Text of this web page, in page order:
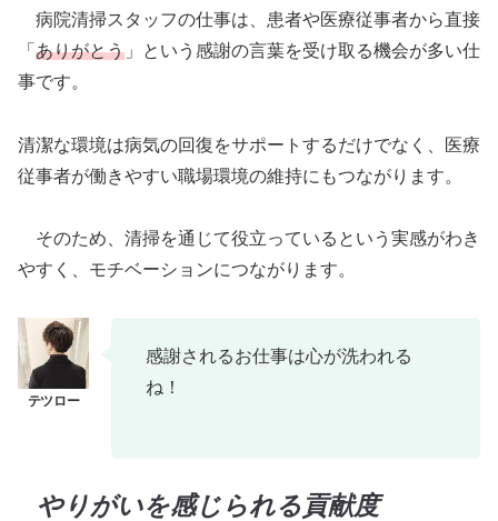
病院清掃スタッフの仕事は、患者や医療従事者から直接
「 ありがとう 」という感謝の言葉を受け取る機会が多い仕
事です。
清潔な環境は病気の回復をサポートするだけでなく、医療
従事者が働きやすい職場環境の維持にもつながります。
そのため、清掃を通じて役立っているという実感がわき
やすく、モチベーションにつながります。
感謝されるお仕事は心が洗われる
ね！
やりがいを感じられる貢献度